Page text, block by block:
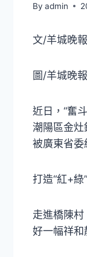
By admin
文/羊城晚
圖/羊城晚
近日，“奮
潮陽區金
被廣東省
打造“紅+綠
走進橋陳
好一幅祥和